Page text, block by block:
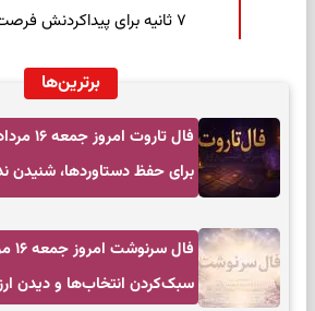
۷ ثانیه برای پیداکردنش فرصت دارید
برترین‌ها
برای حفظ دستاوردها، شنیدن
سبک‌کردن انتخاب‌ها و دیدن